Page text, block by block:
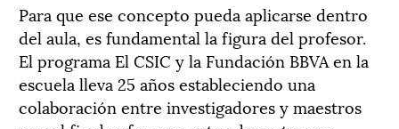
Para que ese concepto pueda aplicarse dentro
del aula, es fundamental la figura del profesor.
El programa El CSIC y la Fundación BBVA en la
escuela lleva 25 años estableciendo una
colaboración entre investigadores y maestros